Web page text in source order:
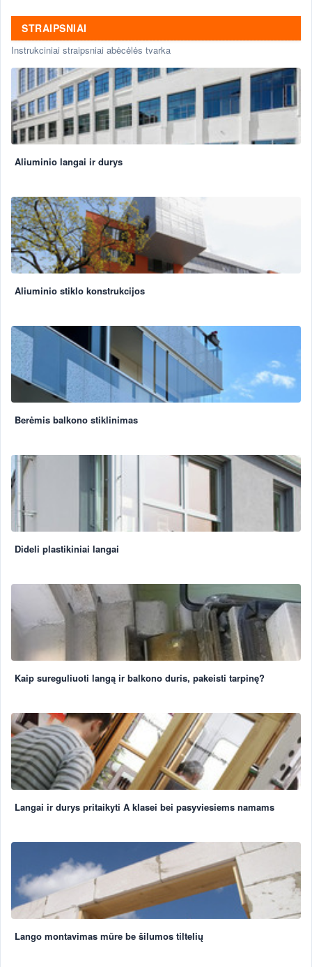
STRAIPSNIAI
Instrukciniai straipsniai abėcėlės tvarka
Aliuminio langai ir durys
Aliuminio stiklo konstrukcijos
Berėmis balkono stiklinimas
Dideli plastikiniai langai
Kaip sureguliuoti langą ir balkono duris, pakeisti tarpinę?
Langai ir durys pritaikyti A klasei bei pasyviesiems namams
Lango montavimas mūre be šilumos tiltelių